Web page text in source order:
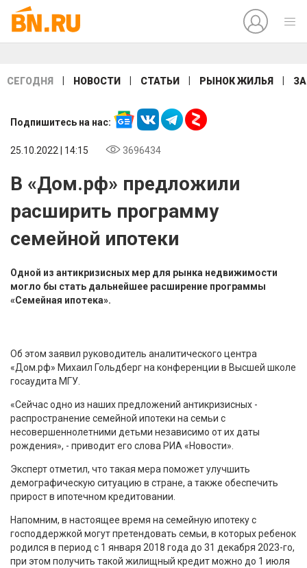
СЕГОДНЯ НОВОСТИ СТАТЬИ РЫНОК ЖИЛЬЯ
Подпишитесь на нас:
25.10.2022 | 14:15 3696434
В «Дом.рф» предложили
расширить программу
семейной ипотеки
Одной из антикризисных мер для рынка недвижимости
могло бы стать дальнейшее расширение программы
«Семейная ипотека».
Об этом заявил руководитель аналитического центра
«Дом.рф» Михаил Гольдберг на конференции в Высшей школе
госаудита МГУ.
«Сейчас одно из наших предложений антикризисных -
распространение семейной ипотеки на семьи с
несовершеннолетними детьми независимо от их даты
рождения», - приводит его слова РИА «Новости».
Эксперт отметил, что такая мера поможет улучшить
демографическую ситуацию в стране, а также обеспечить
прирост в ипотечном кредитовании.
Напомним, в настоящее время на семейную ипотеку с
господдержкой могут претендовать семьи, в которых ребенок
родился в период с 1 января 2018 года до 31 декабря 2023-го,
при этом получить такой жилищный кредит можно до 1 июля